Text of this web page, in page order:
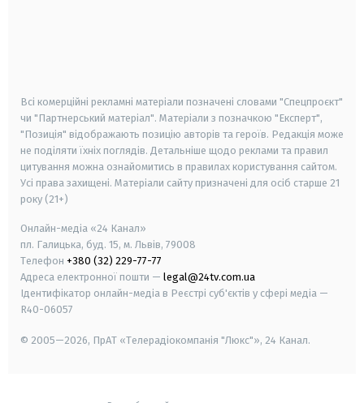
Всі комерційні рекламні матеріали позначені словами "Спецпроєкт"
чи "Партнерський матеріал". Матеріали з позначкою "Експерт",
"Позиція" відображають позицію авторів та героїв. Редакція може
не поділяти їхніх поглядів. Детальніше щодо реклами та правил
цитування можна ознайомитись в правилах користування сайтом.
Усі права захищені. Матеріали сайту призначені для осіб старше 21
року (21+)
Онлайн-медіа «24 Канал»
пл. Галицька, буд. 15, м. Львів, 79008
Телефон +380 (32) 229-77-77
Адреса електронної пошти — legal@24tv.com.ua
Ідентифікатор онлайн-медіа в Реєстрі суб'єктів у сфері медіа —
R40-06057
© 2005—2026, ПрАТ «Телерадіокомпанія "Люкс"», 24 Канал.